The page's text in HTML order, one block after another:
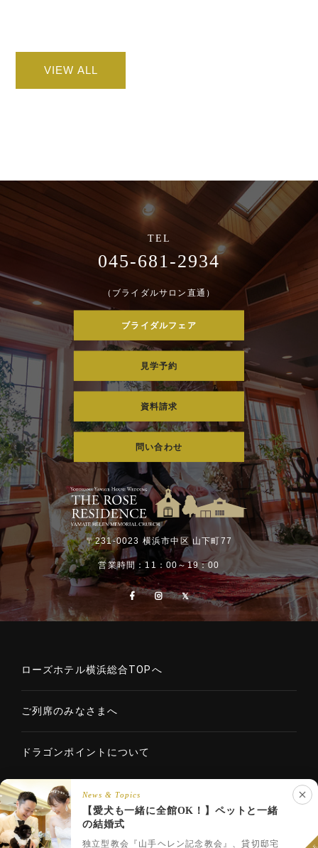
VIEW ALL
045-681-2934
（ブライダルサロン直通）
ブライダルフェア
見学予約
資料請求
問い合わせ
〒231-0023 横浜市中区 山下町77
営業時間：11：00～19：00
ローズホテル横浜総合TOPへ
ご列席のみなさまへ
ドラゴンポイントについて
Copyright © 2020 ROSE HOTELS INTERNATIONAL Co., Ltd. All
フェア予約 プラン一覧 LINEで相談
News & Topics
【愛犬も一緒に全館OK！】ペットと一緒
の結婚式
独立型教会『山手ヘレン記念教会』、貸切邸宅